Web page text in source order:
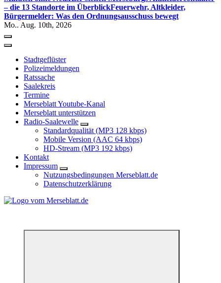
– die 13 Standorte im ÜberblickFeuerwehr, Altkleider,
Bürgermelder: Was den Ordnungsausschuss bewegt
Mo.. Aug. 10th, 2026
Stadtgeflüster
Polizeimeldungen
Ratssache
Saalekreis
Termine
Merseblatt Youtube-Kanal
Merseblatt unterstützen
Radio-Saalewelle
Standardqualität (MP3 128 kbps)
Mobile Version (AAC 64 kbps)
HD-Stream (MP3 192 kbps)
Kontakt
Impressum
Nutzungsbedingungen Merseblatt.de
Datenschutzerklärung